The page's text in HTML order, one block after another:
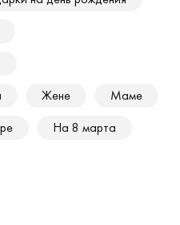
Жене
Маме
На 8 марта